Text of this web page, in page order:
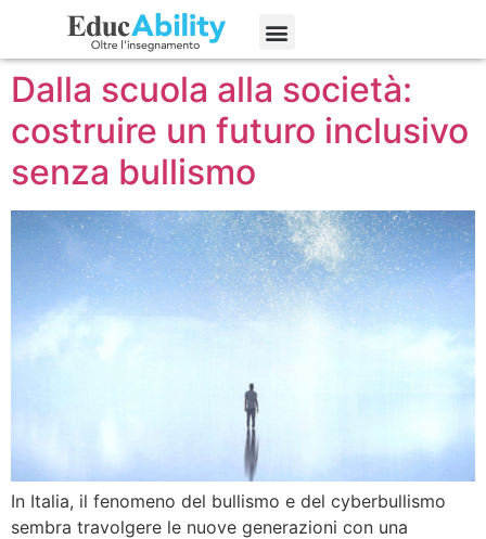
giovanile
Dalla scuola alla società:
costruire un futuro inclusivo
senza bullismo
In Italia, il fenomeno del bullismo e del cyberbullismo
sembra travolgere le nuove generazioni con una